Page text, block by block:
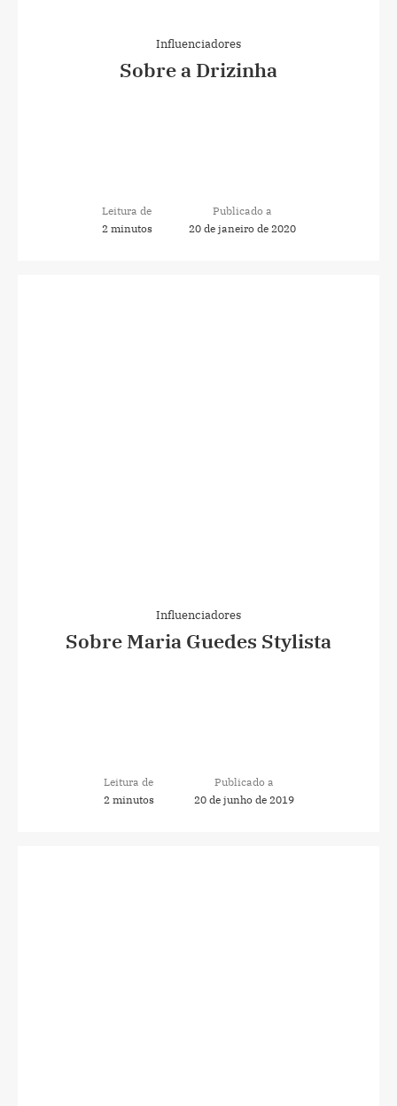
Influenciadores
Sobre a Drizinha
Leitura de
2 minutos
Publicado a
20 de janeiro de 2020
Influenciadores
Sobre Maria Guedes Stylista
Leitura de
2 minutos
Publicado a
20 de junho de 2019